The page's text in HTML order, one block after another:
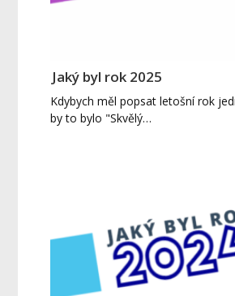
Jaký byl rok 2025
Kdybych měl popsat letošní rok
by to bylo "Skvělý…